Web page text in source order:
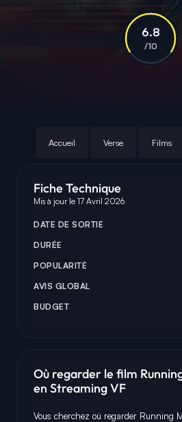
6.8
/10
Accueil Verse Films
Fiche Technique
Mis à jour le 17 Avril 2026
DATE DE SORTIE
DURÉE
POPULARITÉ
AVIS GLOBAL
BUDGET
Où regarder le film
en Streaming VF
Vous cherchez où regarder Running